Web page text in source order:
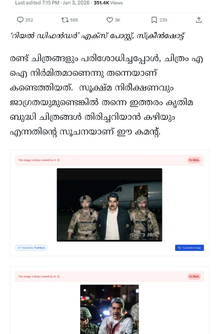
‘റിയൽ ഡിഫൻഡർ’ എക്സ് പോസ്റ്റ്, സ്ക്രീൻഷോട്ട്
രണ്ട് ചിത്രങ്ങളും പരിശോധിച്ചപ്പോൾ, ചിത്രം എ
ഐ നിർമിതമാണെന്നു തന്നെയാണ്
കണ്ടെത്തിയത്. സൂക്ഷ്മ നിരീക്ഷണവും
ജാഗ്രതയുമുണ്ടെങ്കിൽ തന്നെ ഇത്തരം കൃതിമ
ബുദ്ധി ചിത്രങ്ങൾ തിരിച്ചറിയാൻ കഴിയും
എന്നതിന്റെ സൂചനയാണ് ഈ കമന്റ്.